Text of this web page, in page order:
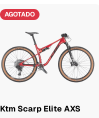
AGOTADO
Ktm Scarp Elite AXS